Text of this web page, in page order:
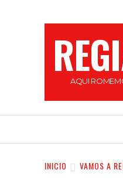
AQUI
INICIO VAMOS A